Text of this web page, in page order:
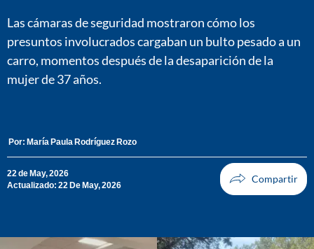
Las cámaras de seguridad mostraron cómo los
presuntos involucrados cargaban un bulto pesado a un
carro, momentos después de la desaparición de la
mujer de 37 años.
Por: María Paula Rodríguez Rozo
22 de May, 2026
Actualizado: 22 De May, 2026